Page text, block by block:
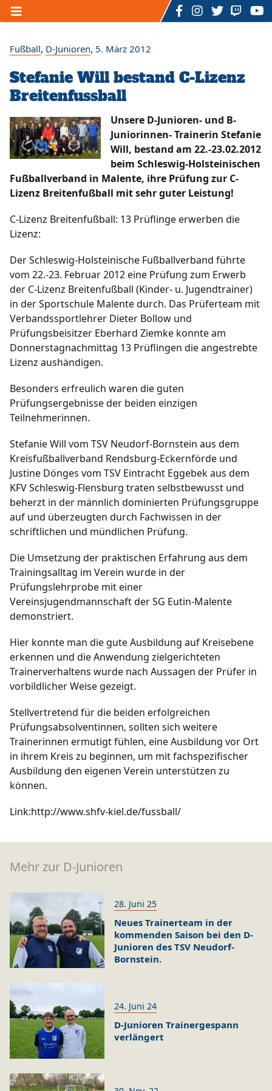
Home
Unser TSV
Der Vorstand/ Ansprechpartner
Sponsoring/ Sportstätten Förderverein
Geschichte/ Hall of Fame / Satzung
Datenschutzerklärung/ Impressum Kontakt
/Formulare
Sportarten
Zumba - Fitnesskurs/ U3 - Mutter - Kind - Turnen/
Ü3 bis 7 Jahre - Kinderturnen
Volleyball eSports / Badminton / Bogenschießen
Floorball
Fußball
1. Herren/ 2. Herren/ 1. Frauen/ B-Junioren
C-Junioren/ D-Junioren/ E-Junioren/ F-Junioren
G-Junioren/ Altherren Ü32
Archiv
Fanshop
Fußball, D-Junioren, 5. März 2012
Stefanie Will bestand C-Lizenz
Breitenfussball
Unsere D-Junioren- und B-
Juniorinnen- Trainerin Stefanie
Will, bestand am 22.-23.02.2012
beim Schleswig-Holsteinischen
Fußballverband in Malente, ihre Prüfung zur C-
Lizenz Breitenfußball mit sehr guter Leistung!
C-Lizenz Breitenfußball: 13 Prüflinge erwerben die
Lizenz:
Der Schleswig-Holsteinische Fußballverband führte
vom 22.-23. Februar 2012 eine Prüfung zum Erwerb
der C-Lizenz Breitenfußball (Kinder- u. Jugendtrainer)
in der Sportschule Malente durch. Das Prüferteam mit
Verbandssportlehrer Dieter Bollow und
Prüfungsbeisitzer Eberhard Ziemke konnte am
Donnerstagnachmittag 13 Prüflingen die angestrebte
Lizenz aushändigen.
Besonders erfreulich waren die guten
Prüfungsergebnisse der beiden einzigen
Teilnehmerinnen.
Stefanie Will vom TSV Neudorf-Bornstein aus dem
Kreisfußballverband Rendsburg-Eckernförde und
Justine Dönges vom TSV Eintracht Eggebek aus dem
KFV Schleswig-Flensburg traten selbstbewusst und
beherzt in der männlich dominierten Prüfungsgruppe
auf und überzeugten durch Fachwissen in der
schriftlichen und mündlichen Prüfung.
Die Umsetzung der praktischen Erfahrung aus dem
Trainingsalltag im Verein wurde in der
Prüfungslehrprobe mit einer
Vereinsjugendmannschaft der SG Eutin-Malente
demonstriert.
Hier konnte man die gute Ausbildung auf Kreisebene
erkennen und die Anwendung zielgerichteten
Trainerverhaltens wurde nach Aussagen der Prüfer in
vorbildlicher Weise gezeigt.
Stellvertretend für die beiden erfolgreichen
Prüfungsabsolventinnen, sollten sich weitere
Trainerinnen ermutigt fühlen, eine Ausbildung vor Ort
in ihrem Kreis zu beginnen, um mit fachspezifischer
Ausbildung den eigenen Verein unterstützen zu
können.
Link:http://www.shfv-kiel.de/fussball/
Mehr zur D-Junioren
28. Juni 25
Neues Trainerteam in der
kommenden Saison bei den D-
Junioren des TSV Neudorf-
Bornstein.
24. Juni 24
D-Junioren Trainergespann
verlängert